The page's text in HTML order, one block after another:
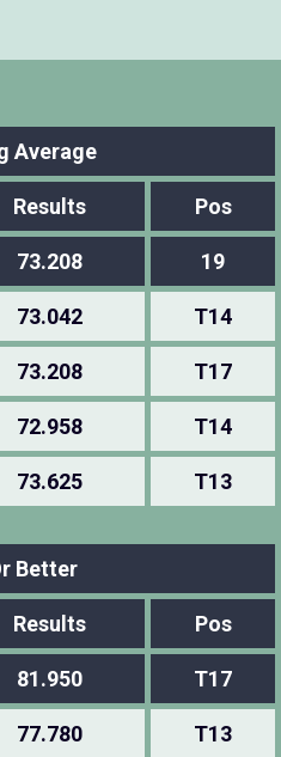
Average
Results Pos
73.208 19
73.042 T14
73.208 T17
72.958 T14
73.625 T13
Better
Results Pos
81.950 T17
77.780 T13